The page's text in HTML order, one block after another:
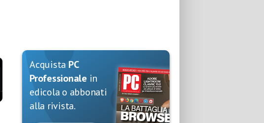
Acquista PC
Professionale in
edicola o abbonati
alla rivista.